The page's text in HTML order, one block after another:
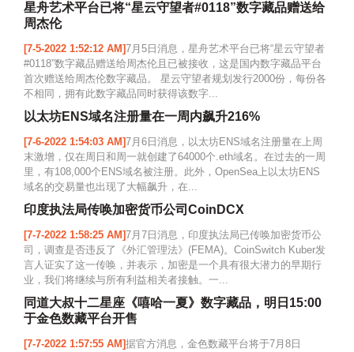
星舟艺术平台已将“星云守望者#0118”数字藏品赠送给
周杰伦
[7-5-2022 1:52:12 AM]7月5日消息，星舟艺术平台已将“星云守望者
#0118”数字藏品赠送给周杰伦且已被接收，这是国内数字藏品平台
首次赠送给周杰伦数字藏品。 星云守望者规划发行2000份，每份各
不相同，拥有此数字藏品同时获得该数字...
以太坊ENS域名注册量在一周内飙升216%
[7-6-2022 1:54:03 AM]7月6日消息，以太坊ENS域名注册量在上周
末激增，仅在周日和周一就创建了64000个.eth域名。在过去的一周
里，有108,000个ENS域名被注册。此外，OpenSea上以太坊ENS
域名的交易量也出现了大幅飙升，在...
印度执法局传唤加密货币公司CoinDCX
[7-7-2022 1:58:25 AM]7月7日消息，印度执法局已传唤加密货币公
司，调查是否违反了《外汇管理法》(FEMA)。CoinSwitch Kuber发
言人证实了这一传唤，并表示，加密是一个具有很大潜力的早期行
业，我们将继续与所有利益相关者接触。一...
同道大叔十二星座《嘻哈一夏》数字藏品，明日15:00
于金色数藏平台开售
[7-7-2022 1:57:55 AM]据官方消息，金色数藏平台将于7月8日